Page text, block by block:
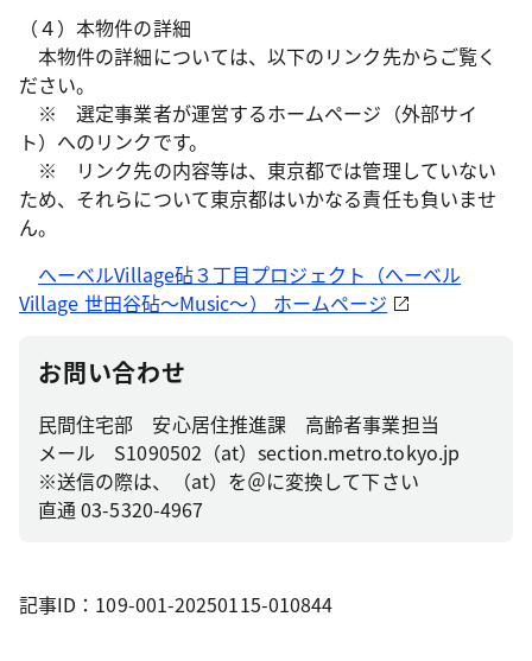
（４）本物件の詳細
本物件の詳細については、以下のリンク先からご覧く
ださい。
※ 選定事業者が運営するホームページ（外部サイ
ト）へのリンクです。
※ リンク先の内容等は、東京都では管理していない
ため、それらについて東京都はいかなる責任も負いませ
ん。
へーベルVillage砧３丁目プロジェクト（へーベル
Village 世田谷砧～Music～） ホームページ
お問い合わせ
民間住宅部 安心居住推進課 高齢者事業担当
メール S1090502（at）section.metro.tokyo.jp
※送信の際は、（at）を＠に変換して下さい
直通 03-5320-4967
記事ID：109-001-20250115-010844